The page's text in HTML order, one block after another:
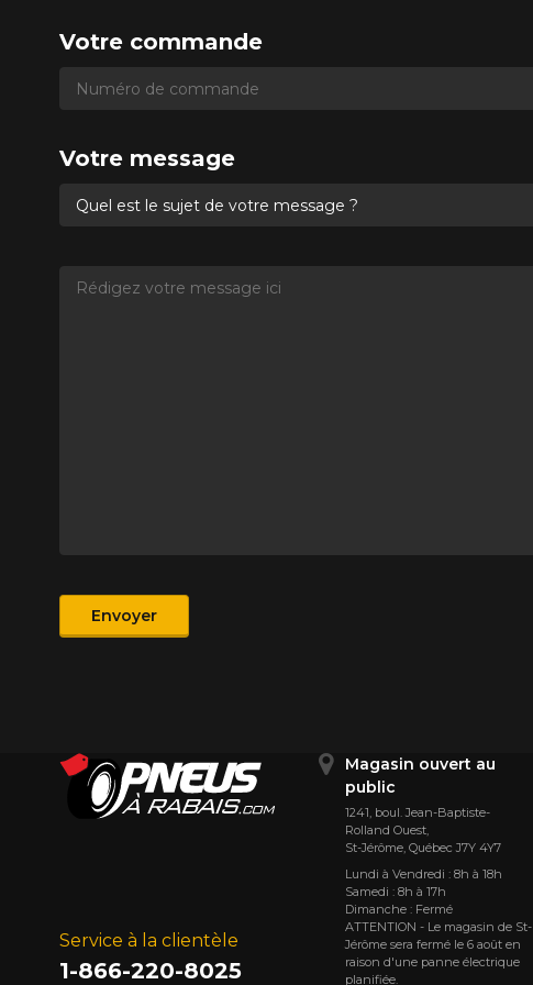
Votre commande
Votre message
Produit
Envoyer
Service à la clientèle
1-866-220-8025
Magasin ouvert au
public
1241, boul. Jean-Baptiste-
Rolland Ouest,
St⁠-⁠Jérôme, Québec J7Y 4Y7
Lundi à Vendredi : 8h à 18h
Samedi : 8h à 17h
Dimanche : Fermé
ATTENTION - Le magasin de St-
Jérôme sera fermé le 6 août en
raison d'une panne électrique
planifiée.